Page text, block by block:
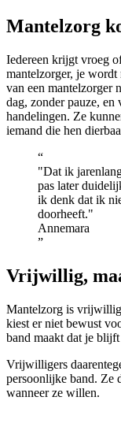
Mantelzorg
Iedereen krijgt vroeg
mantelzorger, je
van een mantelzorger
dag, zonder pauze, en
handelingen. Ze
iemand die hen
“
Dat ik
pas later
ik denk dat ik
doorheeft.
Annemara
”
Vrijwillig,
Mantelzorg is
kiest er niet bewust
band maakt dat je
Vrijwilligers
persoonlijke band. Ze
wanneer ze willen.